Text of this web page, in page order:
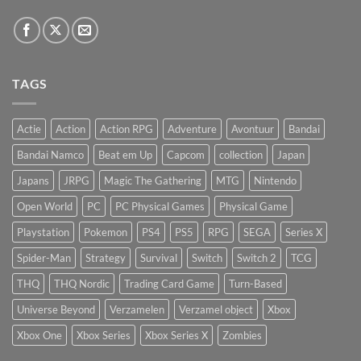
TAGS
Actie Action Action RPG Adventure Avontuur
Bandai
Bandai Namco
Beat em Up Capcom collection
Japan
Japans
JRPG Magic The Gathering MTG
Nintendo
Open World
PC PC Physical Games
Physical Game
Playstation
Pokemon PS4 PS5 RPG SEGA
Series X
Spider-Man
Strategy Survival Switch Switch 2
TCG
THQ
THQ Nordic Trading Card Game
Turn-Based
Universe Beyond
Verzamelen Verzamel object
Xbox
Xbox One
Xbox Series Xbox Series X Zombies